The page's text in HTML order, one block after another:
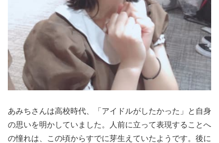
あみちさんは高校時代、「アイドルがしたかった」と自身
の思いを明かしていました。人前に立って表現することへ
の憧れは、この頃からすでに芽生えていたようです。後に